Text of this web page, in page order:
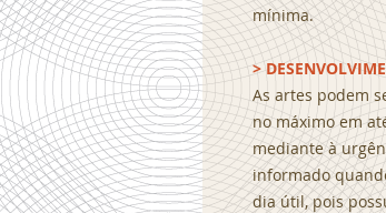
mínima.
>
As artes podem
no máximo em
mediante à
informado
dia útil, pois